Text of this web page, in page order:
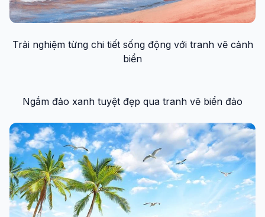
Trải nghiệm từng chi tiết sống động với tranh vẽ cảnh
biển
Ngắm đảo xanh tuyệt đẹp qua tranh vẽ biển đảo